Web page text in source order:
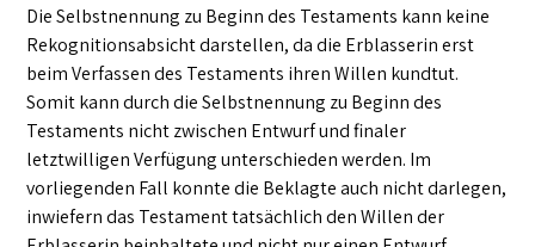
Die Selbstnennung zu Beginn des Testaments kann keine
Rekognitionsabsicht darstellen, da die Erblasserin erst
beim Verfassen des Testaments ihren Willen kundtut.
Somit kann durch die Selbstnennung zu Beginn des
Testaments nicht zwischen Entwurf und finaler
letztwilligen Verfügung unterschieden werden. Im
vorliegenden Fall konnte die Beklagte auch nicht darlegen,
inwiefern das Testament tatsächlich den Willen der